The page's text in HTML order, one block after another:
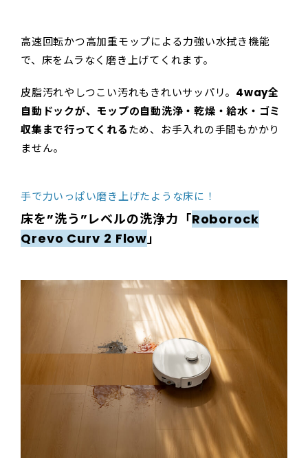
高速回転かつ高加重モップによる力強い水拭き機能
で、床をムラなく磨き上げてくれます。
皮脂汚れやしつこい汚れもきれいサッパリ。 4way全
自動ドックが、モップの自動洗浄・乾燥・給水・ゴミ
収集まで行ってくれるため、お手入れの手間もかかり
ません。
手で力いっぱい磨き上げたような床に！
床を”洗う”レベルの洗浄力「Roborock
Qrevo Curv 2 Flow」